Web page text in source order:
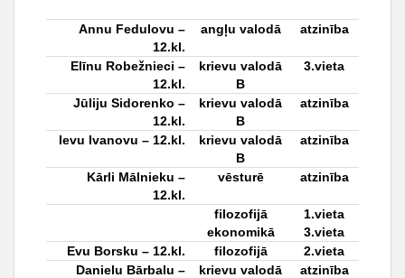
Annu Fedulovu –
12.kl.
angļu valodā atzinība
Elīnu Robežnieci –
12.kl.
krievu valodā
B
3.vieta
Jūliju Sidorenko –
12.kl.
krievu valodā
B
atzinība
Ievu Ivanovu – 12.kl.
krievu valodā
B
atzinība
Kārli Mālnieku –
12.kl.
vēsturē atzinība
filozofijā
ekonomikā
1.vieta
3.vieta
Evu Borsku – 12.kl. filozofijā
2.vieta
Danielu Bārbalu –
krievu valodā
atzinība